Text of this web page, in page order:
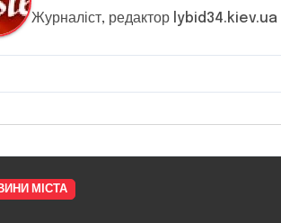
Журналіст, редактор lybid34.kiev.ua
МІСТА